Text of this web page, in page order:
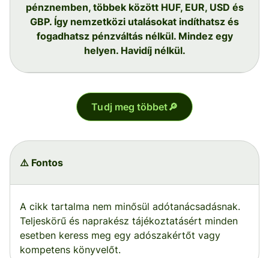
pénznemben, többek között HUF, EUR, USD és
GBP. Így nemzetközi utalásokat indíthatsz és
fogadhatsz pénzváltás nélkül. Mindez egy
helyen. Havidíj nélkül.
Tudj meg többet🔎
⚠️ Fontos
A cikk tartalma nem minősül adótanácsadásnak.
Teljeskörű és naprakész tájékoztatásért minden
esetben keress meg egy adószakértőt vagy
kompetens könyvelőt.